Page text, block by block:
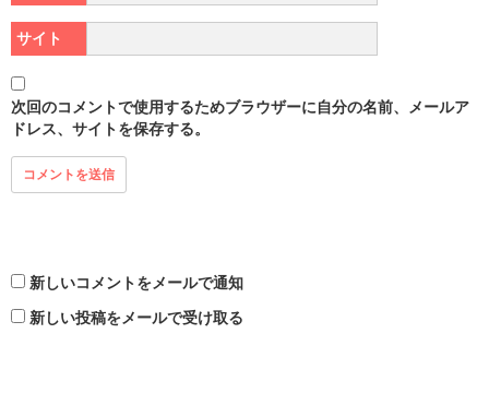
サイト
次回のコメントで使用するためブラウザーに自分の名前、メールア
ドレス、サイトを保存する。
新しいコメントをメールで通知
新しい投稿をメールで受け取る